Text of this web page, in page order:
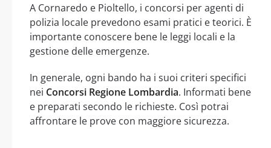
A Cornaredo e Pioltello, i concorsi per agenti di
polizia locale prevedono esami pratici e teorici. È
importante conoscere bene le leggi locali e la
gestione delle emergenze.
In generale, ogni bando ha i suoi criteri specifici
nei Concorsi Regione Lombardia. Informati bene
e preparati secondo le richieste. Così potrai
affrontare le prove con maggiore sicurezza.